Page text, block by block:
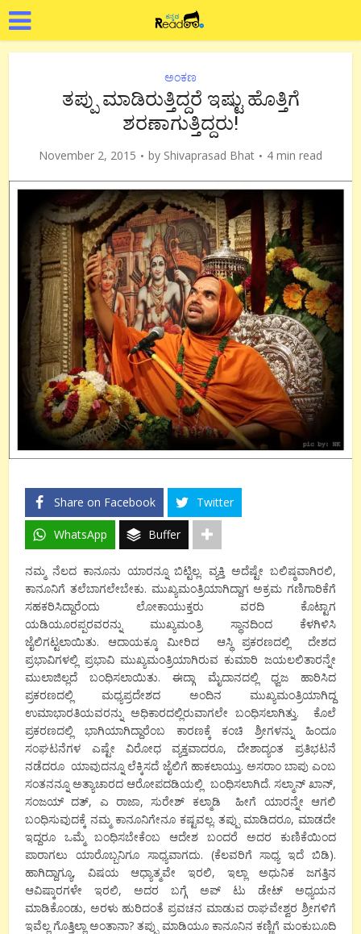
ಅಂಕಣ
ತಪ್ಪು ಮಾಡಿರುತ್ತಿದ್ದರೆ ಇಷ್ಟು ಹೊತ್ತಿಗೆ
ಶರಣಾಗುತ್ತಿದ್ದರು!
November 2, 2015 by Shivaprasad Bhat 4 min read
Share on Facebook Twitter
WhatsApp Buffer
ನಮ್ಮ ನೆಲದ ಕಾನೂನು ಯಾರನ್ನೂ ಬಿಟ್ಟಿಲ್ಲ. ವ್ಯಕ್ತಿ ಅದೆಷ್ಟೇ ಬಲಿಷ್ಠವಾಗಿರಲಿ,
ಕಾನೂನಿಗೆ ತಲೆಬಾಗಲೇಬೇಕು. ಮುಖ್ಯಮಂತ್ರಿಯಾಗಿದ್ದಾಗ ಅಕ್ರಮ ಗಣಿಗಾರಿಕೆಗೆ
ಸಹಕರಿಸಿದ್ದಾರೆಂದು ಲೋಕಾಯುಕ್ತರು ವರದಿ ಕೊಟ್ಟಾಗ
ಯಡಿಯೂರಪ್ಪರವರನ್ನು ಮುಖ್ಯಮಂತ್ರಿ ಸ್ಥಾನದಿಂದ ಕೆಳಗಿಳಿಸಿ
ಜೈಲಿಗಟ್ಟಲಾಯಿತು. ಆದಾಯಕ್ಕೂ ಮೀರಿದ ಆಸ್ಥಿ ಪ್ರಕರಣದಲ್ಲಿ ದೇಶದ
ಪ್ರಭಾವಿಗಳಲ್ಲಿ ಪ್ರಭಾವಿ ಮುಖ್ಯಮಂತ್ರಿಯಾಗಿರುವ ಕುಮಾರಿ ಜಯಲಲಿತಾರನ್ನೇ
ಮುಲಾಜಿಲ್ಲದೆ ಬಂಧಿಸಲಾಯಿತು. ಈದ್ಗಾ ಮೈದಾನದಲ್ಲಿ ಧ್ವಜ ಹಾರಿಸಿದ
ಪ್ರಕರಣದಲ್ಲಿ ಮಧ್ಯಪ್ರದೇಶದ ಅಂದಿನ ಮುಖ್ಯಮಂತ್ರಿಯಾಗಿದ್ದ
ಉಮಾಭಾರತಿಯವರನ್ನು ಅಧಿಕಾರದಲ್ಲಿರುವಾಗಲೇ ಬಂಧಿಸಲಾಗಿತ್ತು. ಕೊಲೆ
ಪ್ರಕರಣದಲ್ಲಿ ಭಾಗಿಯಾಗಿದ್ದಾರೆಂಬ ಕಾರಣಕ್ಕೆ ಕಂಚಿ ಶ್ರೀಗಳನ್ನು ಹಿಂದೂ
ಸಂಘಟನೆಗಳ ಎಷ್ಟೇ ವಿರೋಧ ವ್ಯಕ್ತವಾದರೂ, ದೇಶಾದ್ಯಂತ ಪ್ರತಿಭಟನೆ
ನಡೆದರೂ ಯಾವುದನ್ನೂ ಲೆಕ್ಕಿಸದೆ ಜೈಲಿಗೆ ಹಾಕಲಾಯ್ತು. ಅಸರಾಂ ಬಾಪು ಎಂಬ
ಸಂತನನ್ನೂ ಅತ್ಯಾಚಾರದ ಆರೋಪದಡಿಯಲ್ಲಿ ಬಂಧಿಸಲಾಗಿದೆ. ಸಲ್ಮಾನ್ ಖಾನ್,
ಸಂಜಯ್ ದತ್, ಎ ರಾಜಾ, ಸುರೇಶ್ ಕಲ್ಮಾಡಿ ಹೀಗೆ ಯಾರನ್ನೇ ಆಗಲಿ
ಬಂಧಿಸುವುದಕ್ಕೆ ನಮ್ಮ ಕಾನೂನಿಗೇನೂ ಕಷ್ಟವಲ್ಲ. ತಪ್ಪು ಮಾಡಿದರೂ, ಮಾಡದೇ
ಇದ್ದರೂ ಒಮ್ಮೆ ಬಂಧಿಸಬೇಕೆಂಬ ಆದೇಶ ಬಂದರೆ ಅದರ ಕುಣಿಕೆಯಿಂದ
ಪಾರಾಗಲು ಯಾರೊಬ್ಬನಿಗೂ ಸಾಧ್ಯವಾಗದು. (ಕೆಲವರಿಗೆ ಸಾಧ್ಯ ಇದೆ ಬಿಡಿ).
ಹಾಗಿದ್ದಾಗ್ಯೂ, ವಿಷಯ ಆಧ್ಯಾತ್ಮವೇ ಇರಲಿ, ಇಲ್ಲಾ ಅಧುನಿಕ ಜಗತ್ತಿನ
ಆವಿಷ್ಕಾರಗಳೇ ಇರಲಿ, ಅದರ ಬಗ್ಗೆ ಅಪ್ ಟು ಡೇಟ್ ಅಧ್ಯಯನ
ಮಾಡಿಕೊಂಡು, ಅರಳು ಹುರಿದಂತೆ ಪ್ರವಚನ ಮಾಡುವ ರಾಘವೇಶ್ವರ ಶ್ರೀಗಳಿಗೆ
ಇವೆಲ್ಲ ಗೊತ್ತಿಲ್ಲಾ ಅಂತಾನಾ? ತಪ್ಪು ಮಾಡಿಯೂ ಕಾನೂನಿನ ಕಣ್ಣಿಗೆ ಮಂಕುಬೂದಿ